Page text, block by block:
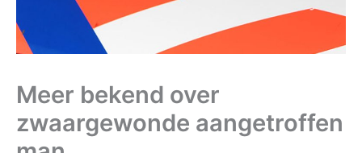
Meer bekend over
zwaargewonde aangetroffen